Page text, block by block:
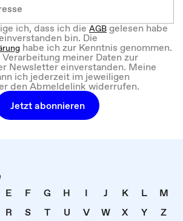
ich, dass ich dieAGBgelesen habe
bin. Die
habe ich zur Kenntnis genommen.
meiner Daten zur
Newsletter einverstanden. Meine
ich jederzeit im jeweiligen
den Abmeldelink widerrufen.
Jetzt abonnieren
E F G H I J K L
M
R S T U V W X Y
Z